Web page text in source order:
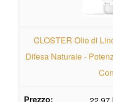
CLOSTER Olio di
Difesa Naturale -